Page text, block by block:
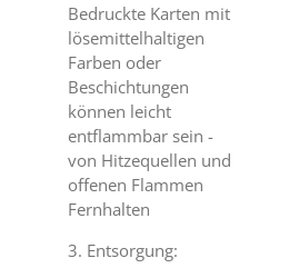
Bedruckte Karten mit
lösemittelhaltigen
Farben oder
Beschichtungen
können leicht
entflammbar sein -
von Hitzequellen und
offenen Flammen
Fernhalten
3. Entsorgung: